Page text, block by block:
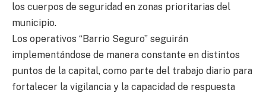
los cuerpos de seguridad en zonas prioritarias del
municipio.
Los operativos “Barrio Seguro” seguirán
implementándose de manera constante en distintos
puntos de la capital, como parte del trabajo diario para
fortalecer la vigilancia y la capacidad de respuesta